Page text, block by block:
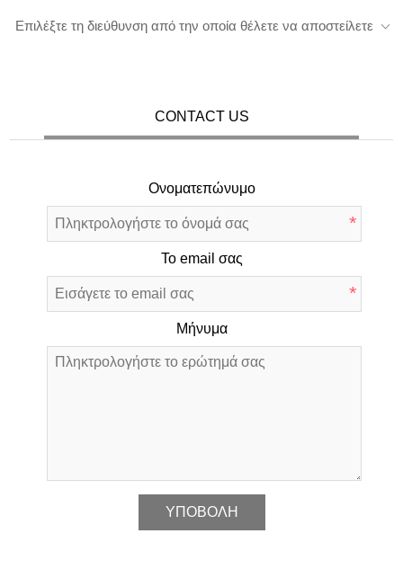
Επιλέξτε τη διεύθυνση από την οποία θέλετε να αποστείλετε
CONTACT US
Ονοματεπώνυμο
*
Το email σας
*
Μήνυμα